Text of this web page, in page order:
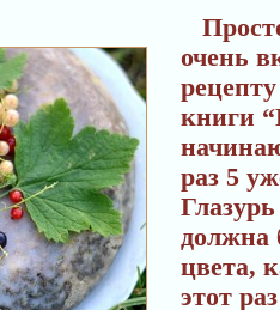
очень
книги
раз 5
должна
цвета,
этот